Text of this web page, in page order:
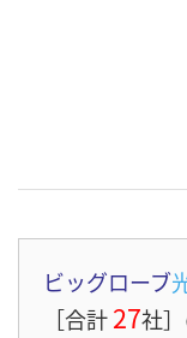
ビッグローブ
［合計27社